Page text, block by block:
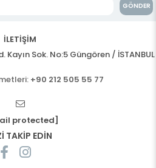
GÖNDER
İLETİŞİM
Sok. No:5 Güngören / İSTANBUL
+90 212 505 55 77
protected]
TAKİP EDİN